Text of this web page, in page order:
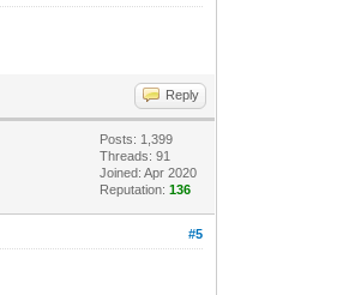
Reply
Posts: 1,399
Threads: 91
Joined: Apr 2020
Reputation:136
#5